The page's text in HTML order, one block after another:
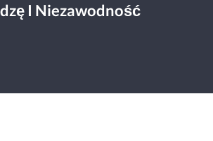
I Niezawodność